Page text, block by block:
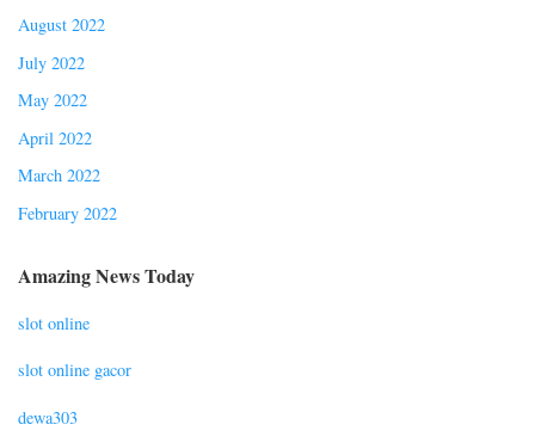
August 2022
July 2022
May 2022
April 2022
March 2022
February 2022
Amazing News Today
slot online
slot online gacor
dewa303